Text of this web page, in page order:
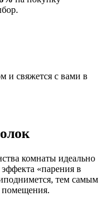
и свяжется с вами в
комнаты идеально
«парения в
тем самым
помещения.